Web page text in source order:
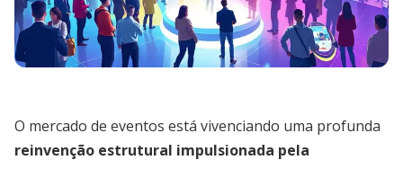
O mercado de eventos está vivenciando uma profunda
reinvenção estrutural impulsionada pela